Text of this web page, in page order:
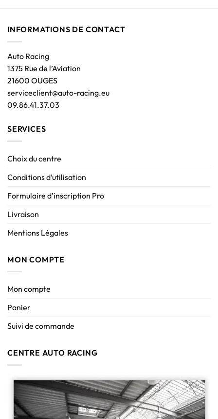
INFORMATIONS DE CONTACT
Auto Racing
1375 Rue de l’Aviation
21600 OUGES
serviceclient@auto-racing.eu
09.86.41.37.03
SERVICES
Choix du centre
Conditions d’utilisation
Formulaire d’inscription Pro
Livraison
Mentions Légales
MON COMPTE
Mon compte
Panier
Suivi de commande
CENTRE AUTO RACING